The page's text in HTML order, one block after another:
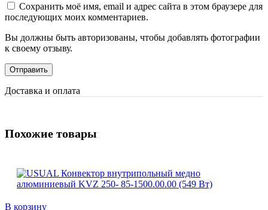
Сохранить моё имя, email и адрес сайта в этом браузере для
последующих моих комментариев.
Вы должны быть авторизованы, чтобы добавлять фотографии
к своему отзыву.
Доставка и оплата
Похожие товары
В корзину